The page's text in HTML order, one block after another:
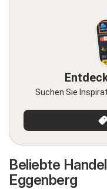
Suchen Sie
Beliebte
Eggenberg